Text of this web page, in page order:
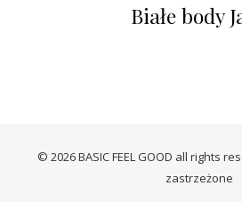
Białe body
© 2026 BASIC FEEL GOOD all rights
zastrzeżone